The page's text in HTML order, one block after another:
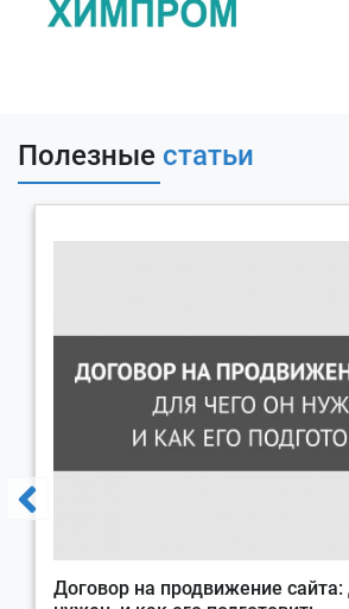
посещаемостью.
анализа статуса индексации
Яндекс.Вебмастер
Сервис позволяет проводить
индексирования сайта,
RTM Group –
Полезные статьи
Договор на продвижение сайта: